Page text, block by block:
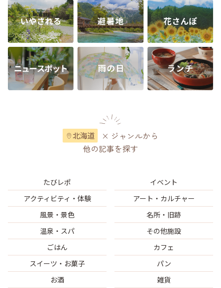
北海道
× ジャンルから
他の記事を探す
たびレポ
イベント
アクティビティ・体験
アート・カルチャー
風景・景色
名所・旧跡
温泉・スパ
その他施設
ごはん
カフェ
スイーツ・お菓子
パン
お酒
雑貨